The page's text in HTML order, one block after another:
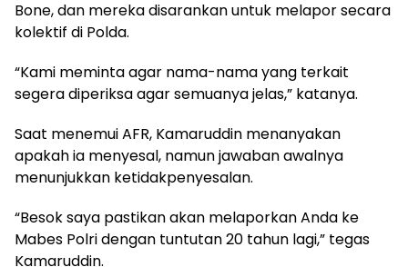
Bone, dan mereka disarankan untuk melapor secara
kolektif di Polda.
“Kami meminta agar nama-nama yang terkait
segera diperiksa agar semuanya jelas,” katanya.
Saat menemui AFR, Kamaruddin menanyakan
apakah ia menyesal, namun jawaban awalnya
menunjukkan ketidakpenyesalan.
“Besok saya pastikan akan melaporkan Anda ke
Mabes Polri dengan tuntutan 20 tahun lagi,” tegas
Kamaruddin.